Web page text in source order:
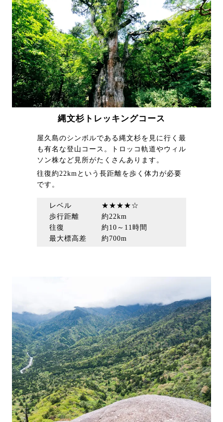
縄文杉トレッキングコース
屋久島のシンボルである縄文杉を見に行く最
も有名な登山コース。トロッコ軌道やウィル
ソン株など見所がたくさんあります。
往復約22kmという長距離を歩く体力が必要
です。
レベル ★★★★☆
歩行距離 約22km
往復 約10～11時間
最大標高差 約700m